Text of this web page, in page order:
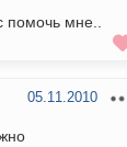
мне..
05.11.2010